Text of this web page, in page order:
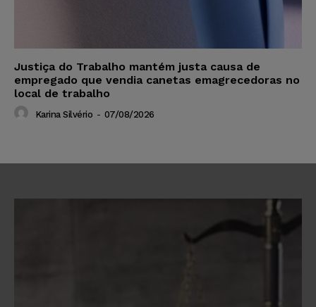
Justiça do Trabalho mantém justa causa de
empregado que vendia canetas emagrecedoras no
local de trabalho
Karina Silvério - 07/08/2026